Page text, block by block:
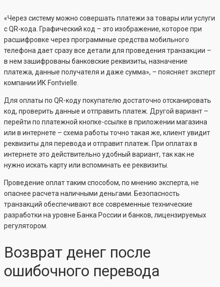
«Через систему можно совершать платежи за товары или услуги
с QR-кода. Графический код – это изображение, которое при
расшифровке через программные средства мобильного
телефона дает сразу все детали для проведения транзакции –
в нем зашифрованы банковские реквизиты, назначение
платежа, данные получателя и даже сумма», – поясняет эксперт
компании ИК Fontvielle.
Для оплаты по QR-коду покупателю достаточно отсканировать
код, проверить данные и отправить платеж. Другой вариант –
перейти по платежной кнопке-ссылке в приложении магазина
или в интернете – схема работы точно такая же, клиент увидит
реквизиты для перевода и отправит платеж. При оплатах в
интернете это действительно удобный вариант, так как не
нужно искать карту или вспоминать ее реквизиты.
Проведение оплат таким способом, по мнению эксперта, не
опаснее расчета наличными деньгами. Безопасность
транзакций обеспечивают все современные технические
разработки на уровне Банка России и банков, лицензируемых
регулятором.
Возврат денег после
ошибочного перевода